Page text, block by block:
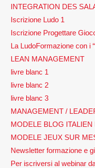
INTEGRATION DES
Iscrizione Ludo 1
Iscrizione Progettare
La LudoFormazione con i
LEAN MANAGEMENT
livre blanc 1
livre blanc 2
livre blanc 3
MANAGEMENT /
MODELE BLOG ITALIEN
MODELE JEUX SUR
Newsletter formazione e
Per iscriversi al webinar